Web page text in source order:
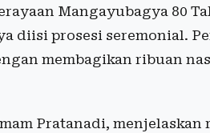
Mangayubagya 80
diisi prosesi seremonial.
membagikan ribuan
Pratanadi,